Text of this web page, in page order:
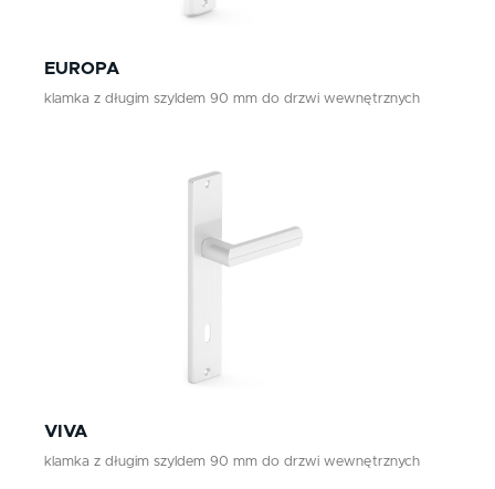
EUROPA
klamka z długim szyldem 90 mm do drzwi wewnętrznych
VIVA
klamka z długim szyldem 90 mm do drzwi wewnętrznych